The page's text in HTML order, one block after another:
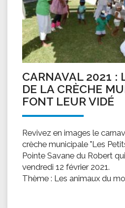
CARNAVAL 2021 :
DE LA CRÈCHE
FONT LEUR VIDÉ
Revivez en images le
crèche municipale "Les
Pointe Savane du Robert
vendredi 12 février 2021.
Thème : Les animaux du